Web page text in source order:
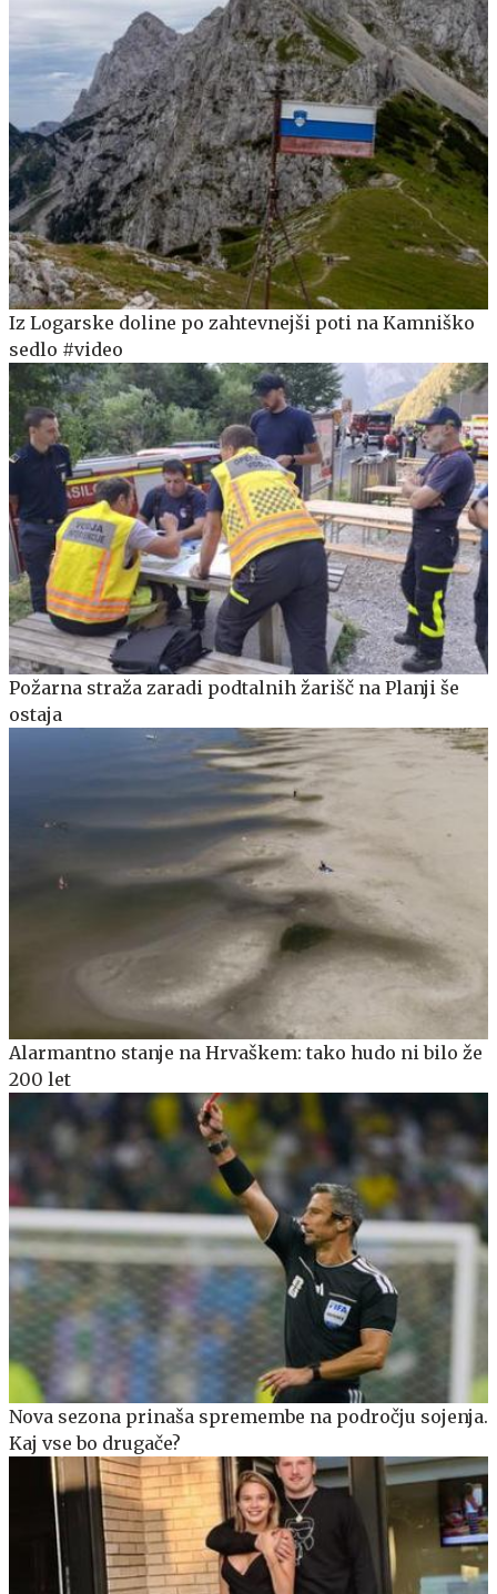
Iz Logarske doline po zahtevnejši poti na Kamniško
sedlo #video
Požarna straža zaradi podtalnih žarišč na Planji še
ostaja
Alarmantno stanje na Hrvaškem: tako hudo ni bilo že
200 let
Nova sezona prinaša spremembe na področju sojenja.
Kaj vse bo drugače?